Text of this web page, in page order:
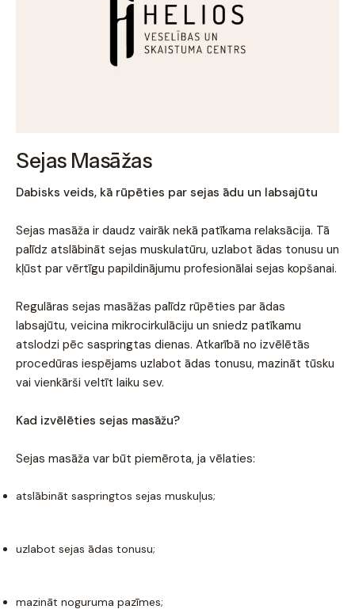
Sejas Masāžas
Dabisks veids, kā rūpēties par sejas ādu un labsajūtu
Sejas masāža ir daudz vairāk nekā patīkama relaksācija. Tā
palīdz atslābināt sejas muskulatūru, uzlabot ādas tonusu un
kļūst par vērtīgu papildinājumu profesionālai sejas kopšanai.
Regulāras sejas masāžas palīdz rūpēties par ādas
labsajūtu, veicina mikrocirkulāciju un sniedz patīkamu
atslodzi pēc saspringtas dienas. Atkarībā no izvēlētās
procedūras iespējams uzlabot ādas tonusu, mazināt tūsku
vai vienkārši veltīt laiku sev.
Kad izvēlēties sejas masāžu?
Sejas masāža var būt piemērota, ja vēlaties:
atslābināt saspringtos sejas muskuļus;
uzlabot sejas ādas tonusu;
mazināt noguruma pazīmes;